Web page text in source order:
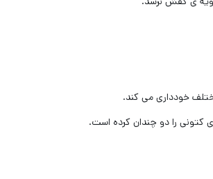
خودداری می کند.
را دو چندان کرده است.